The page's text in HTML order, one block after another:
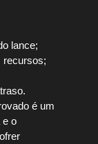
lance;
recursos;
é um
e o